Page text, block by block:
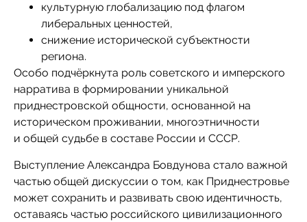
культурную глобализацию под флагом
либеральных ценностей,
снижение исторической субъектности
региона.
Особо подчёркнута роль советского и имперского
нарратива в формировании уникальной
приднестровской общности, основанной на
историческом проживании, многоэтничности
и общей судьбе в составе России и СССР.
Выступление Александра Бовдунова стало важной
частью общей дискуссии о том, как Приднестровье
может сохранить и развивать свою идентичность,
оставаясь частью российского цивилизационного